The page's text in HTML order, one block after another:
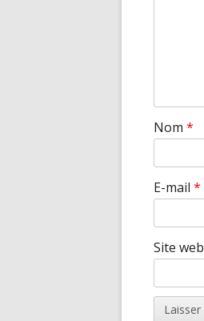
Nom *
E-mail *
Site web